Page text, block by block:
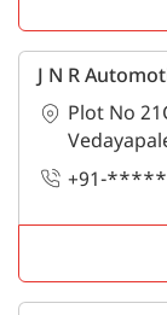
J N R
Plot No
प्रदेश -
+91-